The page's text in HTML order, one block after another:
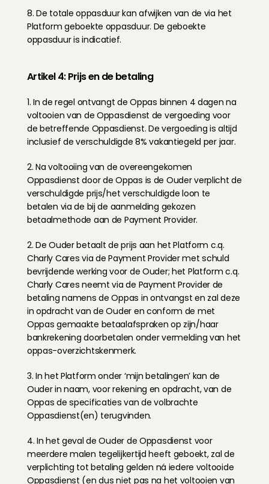
8. De totale oppasduur kan afwijken van de via het
Platform geboekte oppasduur. De geboekte
oppasduur is indicatief.
Artikel 4: Prijs en de betaling
1. In de regel ontvangt de Oppas binnen 4 dagen na
voltooien van de Oppasdienst de vergoeding voor
de betreffende Oppasdienst. De vergoeding is altijd
inclusief de verschuldigde 8% vakantiegeld per jaar.
2. Na voltooiing van de overeengekomen
Oppasdienst door de Oppas is de Ouder verplicht de
verschuldigde prijs/het verschuldigde loon te
betalen via de bij de aanmelding gekozen
betaalmethode aan de Payment Provider.
2. De Ouder betaalt de prijs aan het Platform c.q.
Charly Cares via de Payment Provider met schuld
bevrijdende werking voor de Ouder; het Platform c.q.
Charly Cares neemt via de Payment Provider de
betaling namens de Oppas in ontvangst en zal deze
in opdracht van de Ouder en conform de met
Oppas gemaakte betaalafspraken op zijn/haar
bankrekening doorbetalen onder vermelding van het
oppas-overzichtskenmerk.
3. In het Platform onder ‘mijn betalingen’ kan de
Ouder in naam, voor rekening en opdracht, van de
Oppas de specificaties van de volbrachte
Oppasdienst(en) terugvinden.
4. In het geval de Ouder de Oppasdienst voor
meerdere malen tegelijkertijd heeft geboekt, zal de
verplichting tot betaling gelden ná iedere voltooide
Oppasdienst (en dus niet pas na het voltooien van